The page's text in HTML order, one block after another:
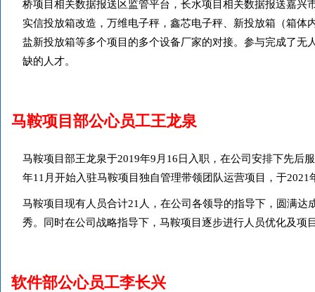
桥项目相关数据报送区监管平台，长水项目相关数据报送嘉
实信投放箱改造，万维电子秤，鑫芯电子秤、新投放箱（箱
盐新投放箱等多个项目的多个设备厂家的对接。参与完成了
缺的人才。
马鞍项目部公心员工王龙泉
马鞍项目部王龙泉于2019年9月16日入职，在公司安排下先后
年11月开始入驻马鞍项目独自管理带领团队运营项目，于2021
马鞍项目现有人员合计21人，在公司各领导的指导下，圆满
秀。同时在公司战略指导下，马鞍项目逐步进行人员优化及
软件部公心员工李长兴